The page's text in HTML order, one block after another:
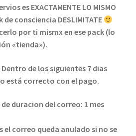
es EXACTAMENTE LO MISMO
consciencia DESLIMITATE
por ti mismx en ese pack (lo
«tienda»).
de los siguientes 7 dias
está correcto con el pago.
de duracion del correo: 1 mes
el correo queda anulado si no se